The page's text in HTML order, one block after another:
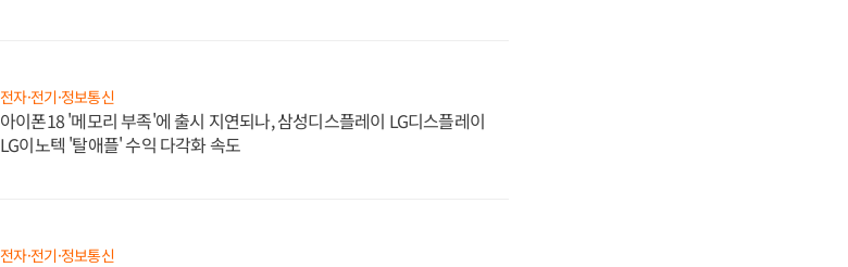
전자·전기·정보통신
아이폰18 '메모리 부족'에 출시 지연되나, 삼성디스플레이 LG디스플레이
LG이노텍 '탈애플' 수익 다각화 속도
전자·전기·정보통신